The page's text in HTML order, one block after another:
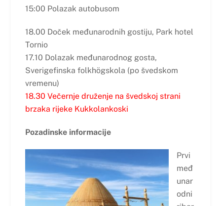
15:00 Polazak autobusom
18.00 Doček međunarodnih gostiju, Park hotel
Tornio
17.10 Dolazak međunarodnog gosta,
Sverigefinska folkhögskola (po švedskom
vremenu)
18.30 Večernje druženje na švedskoj strani
brzaka rijeke Kukkolankoski
Pozadinske informacije
Prvi
međ
unar
odni